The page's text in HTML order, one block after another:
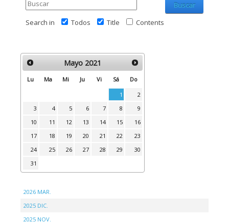
Buscar
Search in
Todos Title Contents
Mayo 2021
Lu Ma Mi Ju Vi Sá Do
1
2
3
4 5 6 7 8
9
10
11 12 13 14 15
16
17
18 19 20 21 22
23
24
25 26 27 28 29
30
31
2026 MAR.
2025 DIC.
2025 NOV.